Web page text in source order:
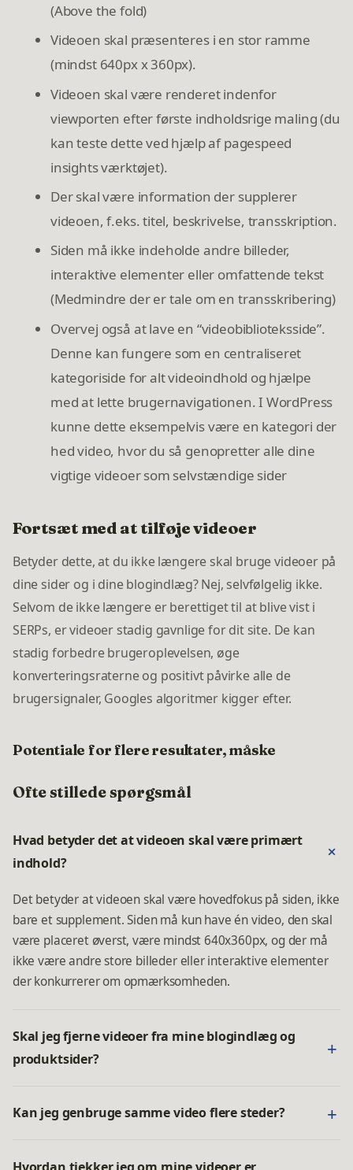
(Above the fold)
Videoen skal præsenteres i en stor ramme
(mindst 640px x 360px).
Videoen skal være renderet indenfor
viewporten efter første indholdsrige maling (du
kan teste dette ved hjælp af pagespeed
insights værktøjet).
Der skal være information der supplerer
videoen, f.eks. titel, beskrivelse, transskription.
Siden må ikke indeholde andre billeder,
interaktive elementer eller omfattende tekst
(Medmindre der er tale om en transskribering)
Overvej også at lave en “videobiblioteksside”.
Denne kan fungere som en centraliseret
kategoriside for alt videoindhold og hjælpe
med at lette brugernavigationen. I WordPress
kunne dette eksempelvis være en kategori der
hed video, hvor du så genopretter alle dine
vigtige videoer som selvstændige sider
Fortsæt med at tilføje videoer
Betyder dette, at du ikke længere skal bruge videoer på
dine sider og i dine blogindlæg? Nej, selvfølgelig ikke.
Selvom de ikke længere er berettiget til at blive vist i
SERPs, er videoer stadig gavnlige for dit site. De kan
stadig forbedre brugeroplevelsen, øge
konverteringsraterne og positivt påvirke alle de
brugersignaler, Googles algoritmer kigger efter.
Potentiale for flere resultater, måske
Ofte stillede spørgsmål
Hvad betyder det at videoen skal være primært
indhold?
Det betyder at videoen skal være hovedfokus på siden, ikke
bare et supplement. Siden må kun have én video, den skal
være placeret øverst, være mindst 640x360px, og der må
ikke være andre store billeder eller interaktive elementer
der konkurrerer om opmærksomheden.
Skal jeg fjerne videoer fra mine blogindlæg og
produktsider?
Kan jeg genbruge samme video flere steder?